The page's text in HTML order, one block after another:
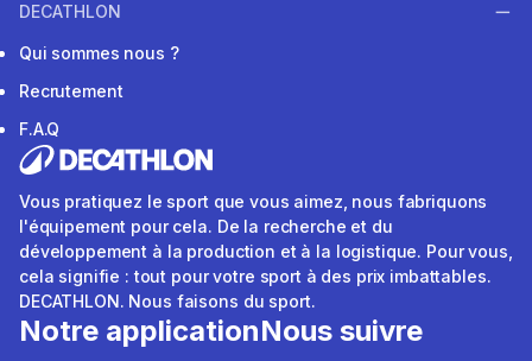
DECATHLON
Qui sommes nous ?
Recrutement
F.A.Q
Vous pratiquez le sport que vous aimez, nous fabriquons
l'équipement pour cela. De la recherche et du
développement à la production et à la logistique. Pour vous,
cela signifie : tout pour votre sport à des prix imbattables.
DECATHLON. Nous faisons du sport.
Notre applicationNous suivre